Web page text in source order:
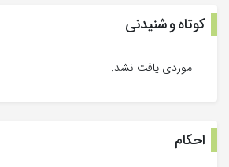
جلسه 7
-
جلسه 9
کوتاه و شنیدنی
موردی یافت نشد.
احکام